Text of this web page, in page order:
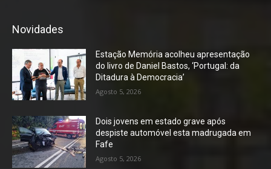
Novidades
Estação Memória acolheu apresentação
do livro de Daniel Bastos, ‘Portugal: da
Ditadura à Democracia’
Agosto 5, 2026
Dois jovens em estado grave após
despiste automóvel esta madrugada em
Fafe
Agosto 5, 2026